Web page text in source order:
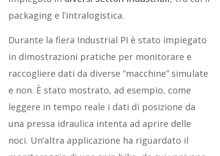
packaging e l’intralogistica.
Durante la fiera Industrial PI è stato impiegato
in dimostrazioni pratiche per monitorare e
raccogliere dati da diverse “macchine” simulate
e non. È stato mostrato, ad esempio, come
leggere in tempo reale i dati di posizione da
una pressa idraulica intenta ad aprire delle
noci. Un’altra applicazione ha riguardato il